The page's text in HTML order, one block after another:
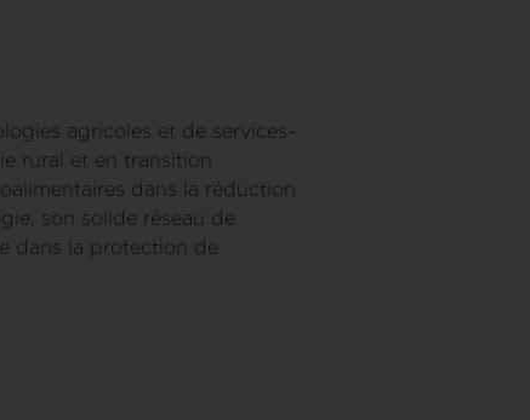
agricoles et de services-
rural et en transition
dans la réduction
son solide réseau de
dans la protection de